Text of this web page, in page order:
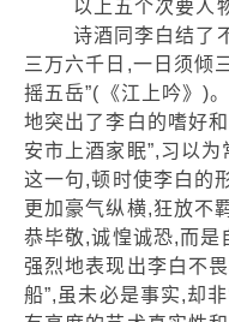
以上五个次要人物
诗酒同李白结了不
三万六千日,一日须倾
摇五岳”(《江上吟》)
地突出了李白的嗜好
安市上酒家眠”,习以
这一句,顿时使李白的
更加豪气纵横,狂放不
恭毕敬,诚惶诚恐,而是
强烈地表现出李白不
船”,虽未必是事实,却